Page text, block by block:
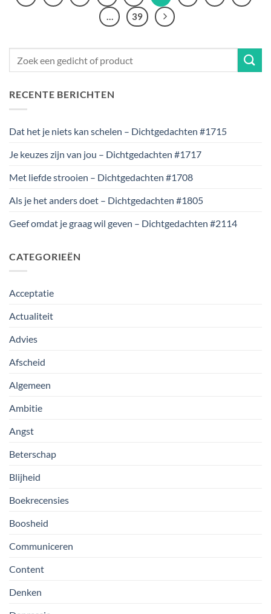
39
RECENTE BERICHTEN
Dat het je niets kan schelen – Dichtgedachten #1715
Je keuzes zijn van jou – Dichtgedachten #1717
Met liefde strooien – Dichtgedachten #1708
Als je het anders doet – Dichtgedachten #1805
Geef omdat je graag wil geven – Dichtgedachten #2114
CATEGORIEËN
Acceptatie
Actualiteit
Advies
Afscheid
Algemeen
Ambitie
Angst
Beterschap
Blijheid
Boekrecensies
Boosheid
Communiceren
Content
Denken